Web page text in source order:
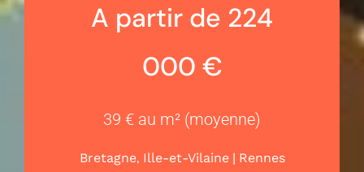
A partir de 224
000 €
39 € au m² (moyenne)
Bretagne, Ille-et-Vilaine| Rennes